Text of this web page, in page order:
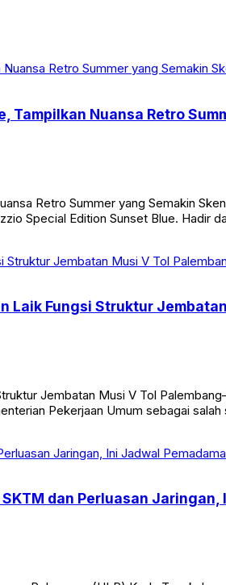
Tampilkan Nuansa Retro
Retro Summer yang Semakin
Special Edition Sunset Blue.
Fungsi Struktur
Jembatan Musi V Tol
Pekerjaan Umum sebagai
dan Perluasan